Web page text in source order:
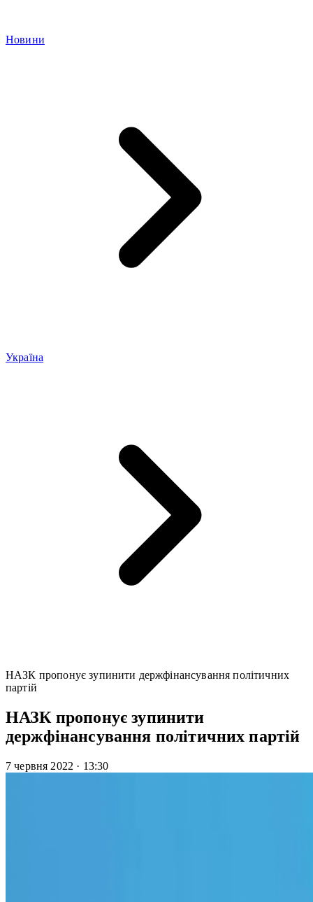
Новини
Україна
НАЗК пропонує зупинити держфінансування політичних
партій
НАЗК пропонує зупинити
держфінансування політичних партій
7 червня 2022 · 13:30